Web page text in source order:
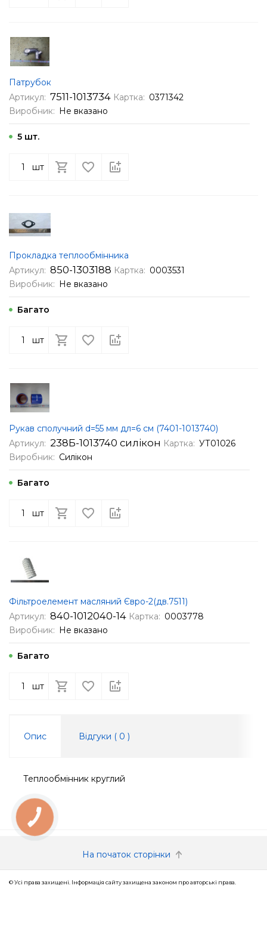
Патрубок
Артикул: 7511-1013734 Картка: 0371342
Виробник: Не вказано
5 шт.
шт
Прокладка теплообмінника
Артикул: 850-1303188 Картка: 0003531
Виробник: Не вказано
Багато
шт
Рукав сполучний d=55 мм дл=6 см (7401-1013740)
Артикул: 238Б-1013740 силікон Картка: УТ01026
Виробник: Силікон
Багато
шт
Фільтроелемент масляний Євро-2(дв.7511)
Артикул: 840-1012040-14 Картка: 0003778
Виробник: Не вказано
Багато
шт
Опис Відгуки ( 0 )
Теплообмінник круглий
На початок сторінки
© Усі права захищені. Інформація сайту захищена законом про авторські права.
КНОПКА
ЗВ'ЯЗКУ